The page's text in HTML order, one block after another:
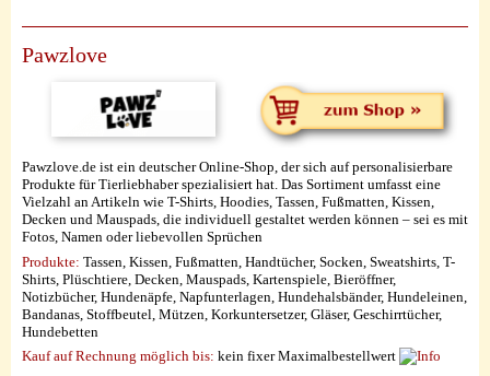
Pawzlove
Pawzlove.de ist ein deutscher Online-Shop, der sich auf personalisierbare
Produkte für Tierliebhaber spezialisiert hat. Das Sortiment umfasst eine
Vielzahl an Artikeln wie T-Shirts, Hoodies, Tassen, Fußmatten, Kissen,
Decken und Mauspads, die individuell gestaltet werden können – sei es mit
Fotos, Namen oder liebevollen Sprüchen
Produkte: Tassen, Kissen, Fußmatten, Handtücher, Socken, Sweatshirts, T-
Shirts, Plüschtiere, Decken, Mauspads, Kartenspiele, Bieröffner,
Notizbücher, Hundenäpfe, Napfunterlagen, Hundehalsbänder, Hundeleinen,
Bandanas, Stoffbeutel, Mützen, Korkuntersetzer, Gläser, Geschirrtücher,
Hundebetten
Kauf auf Rechnung möglich bis: kein fixer Maximalbestellwert